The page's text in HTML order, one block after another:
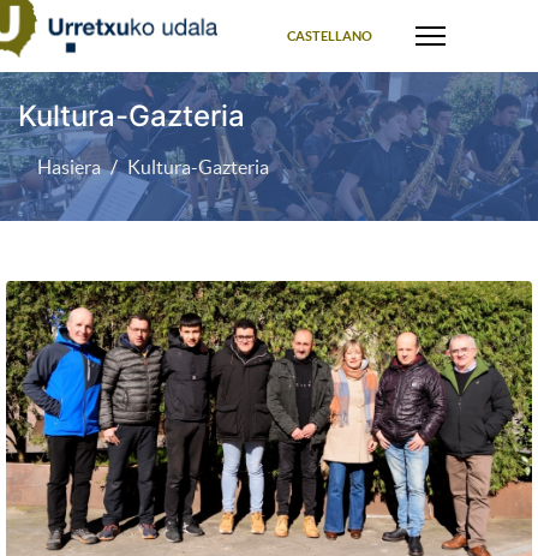
CASTELLANO
Kultura-Gazteria
Hasiera Kultura-Gazteria